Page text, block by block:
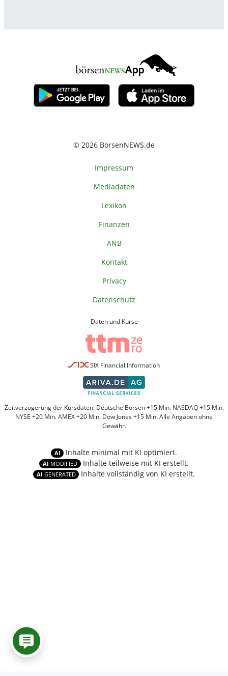
© 2026 BörsenNEWS.de
Impressum
Mediadaten
Lexikon
Finanzen
ANB
Kontakt
Privacy
Datenschutz
Daten und Kurse
SIX Financial Information
Zeitverzögerung der Kursdaten: Deutsche Börsen +15 Min. NASDAQ +15 Min.
NYSE +20 Min. AMEX +20 Min. Dow Jones +15 Min. Alle Angaben ohne
Gewähr.
AI Inhalte minimal mit KI optimiert.
AI MODIFIED Inhalte teilweise mit KI erstellt.
AI GENERATED Inhalte vollständig von KI erstellt.